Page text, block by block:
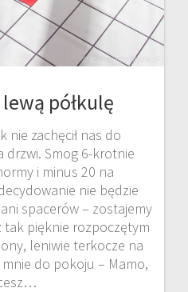
półkulę
nie zachęcił nas do
drzwi. Smog 6-krotnie
i minus 20 na
nie będzie
spacerów – zostajemy
tak pięknie rozpoczętym
leniwie terkocze na
do pokoju – Mamo,